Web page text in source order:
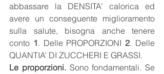
abbassare la DENSITA’ calorica ed
avere un conseguente miglioramento
sulla salute, bisogna anche tenere
conto 1. Delle PROPORZIONI 2. Delle
QUANTIA’ DI ZUCCHERI E GRASSI.
Le proporzioni. Sono fondamentali. Se